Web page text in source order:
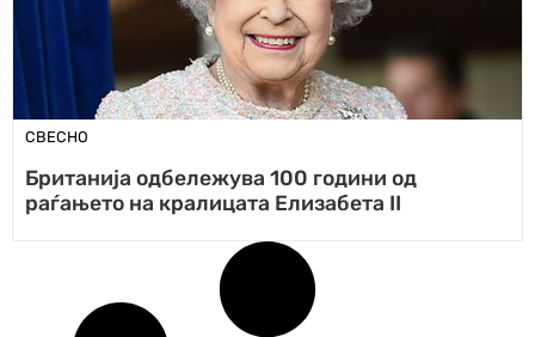
СВЕСНО
Британија одбележува 100 години од
раѓањето на кралицата Елизабета II